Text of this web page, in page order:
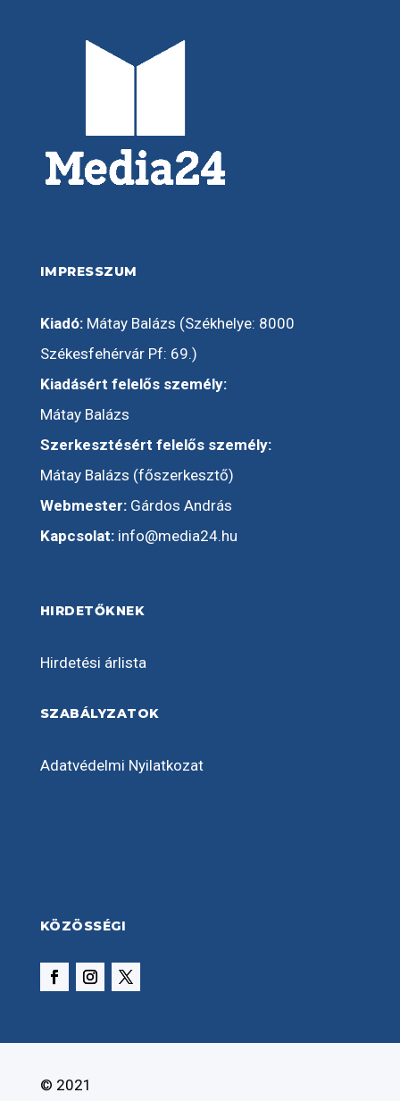
IMPRESSZUM
Kiadó:Mátay Balázs (Székhelye: 8000
Székesfehérvár Pf: 69.)
Kiadásért felelős személy:
Mátay Balázs
Szerkesztésért felelős személy:
Mátay Balázs (főszerkesztő)
Webmester:Gárdos András
Kapcsolat: info@media24.hu
HIRDETŐKNEK
Hirdetési árlista
SZABÁLYZATOK
Adatvédelmi Nyilatkozat
KÖZÖSSÉGI
© 2021